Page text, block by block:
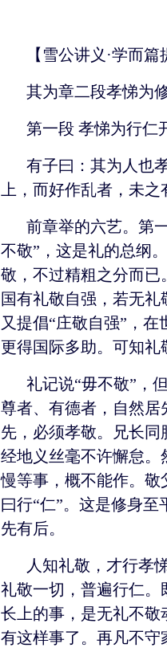
【雪公讲义·学而篇
其为章二段孝悌为
第一段 孝悌为行仁
有子曰：其为人也
上，而好作乱者，未之
前章举的六艺。第
不敬”，这是礼的总纲
敬，不过精粗之分而
国有礼敬自强，若无
又提倡“庄敬自强”，
更得国际多助。可知礼
礼记说“毋不敬”，
尊者、有德者，自然
先，必须孝敬。兄长
经地义丝毫不许懈怠
慢等事，概不能作。敬
曰行“仁”。这是修身
先有后。
人知礼敬，才行孝
礼敬一切，普遍行仁
长上的事，是无礼不
有这样事了。再凡不